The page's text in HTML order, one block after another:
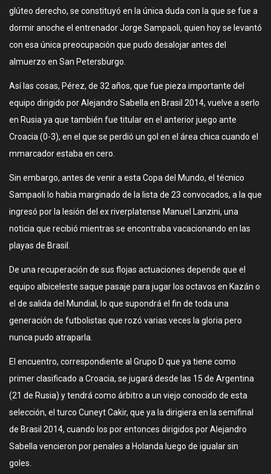
glúteo derecho, se constituyó en la única duda con la que se fue a
dormir anoche el entrenador Jorge Sampaoli, quien hoy se levantó
con esa única preocupación que pudo desalojar antes del
almuerzo en San Petersburgo.
Así las cosas, Pérez, de 32 años, que fue pieza importante del
equipo dirigido por Alejandro Sabella en Brasil 2014, vuelve a serlo
en Rusia ya que también fue titular en el anterior juego ante
Croacia (0-3), en el que se perdió un gol en el área chica cuando el
mmarcador estaba en cero.
Sin embargo, antes de venir a esta Copa del Mundo, el técnico
Sampaoli lo habia marginado de la lista de 23 convocados, a la que
ingresó por la lesión del ex riverplatense Manuel Lanzini, una
noticia que recibió mientras se encontraba vacacionando en las
playas de Brasil.
De una recuperación de sus flojas actuaciones depende que el
equipo albiceleste saque pasaje para jugar los octavos en Kazán o
el de salida del Mundial, lo que supondrá el fin de toda una
generación de futbolistas que rozó varias veces la gloria pero
nunca pudo atraparla.
El encuentro, correspondiente al Grupo D que ya tiene como
primer clasificado a Croacia, se jugará desde las 15 de Argentina
(21 de Rusia) y tendrá como árbitro a un viejo conocido de esta
selección, el turco Cuneyt Cakir, que ya la dirigiera en la semifinal
de Brasil 2014, cuando los por entonces dirigidos por Alejandro
Sabella vencieron por penales a Holanda luego de igualar sin
goles.